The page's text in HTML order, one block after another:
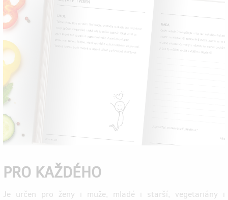
PRO KAŽDÉHO
Je určen pro ženy i muže, mladé i starší, vegetariány i